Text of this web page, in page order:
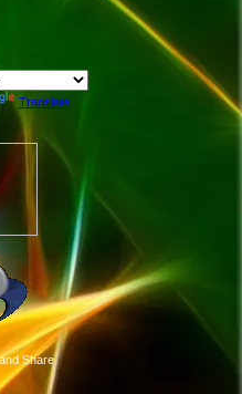
Translate